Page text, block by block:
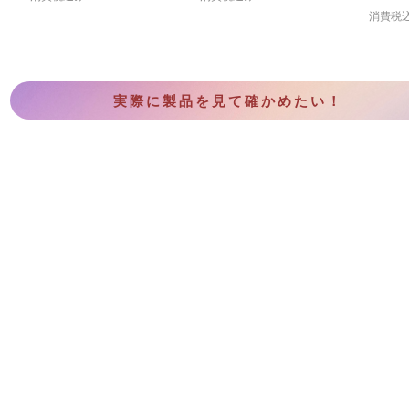
消費税
実際に製品を見て確かめたい！